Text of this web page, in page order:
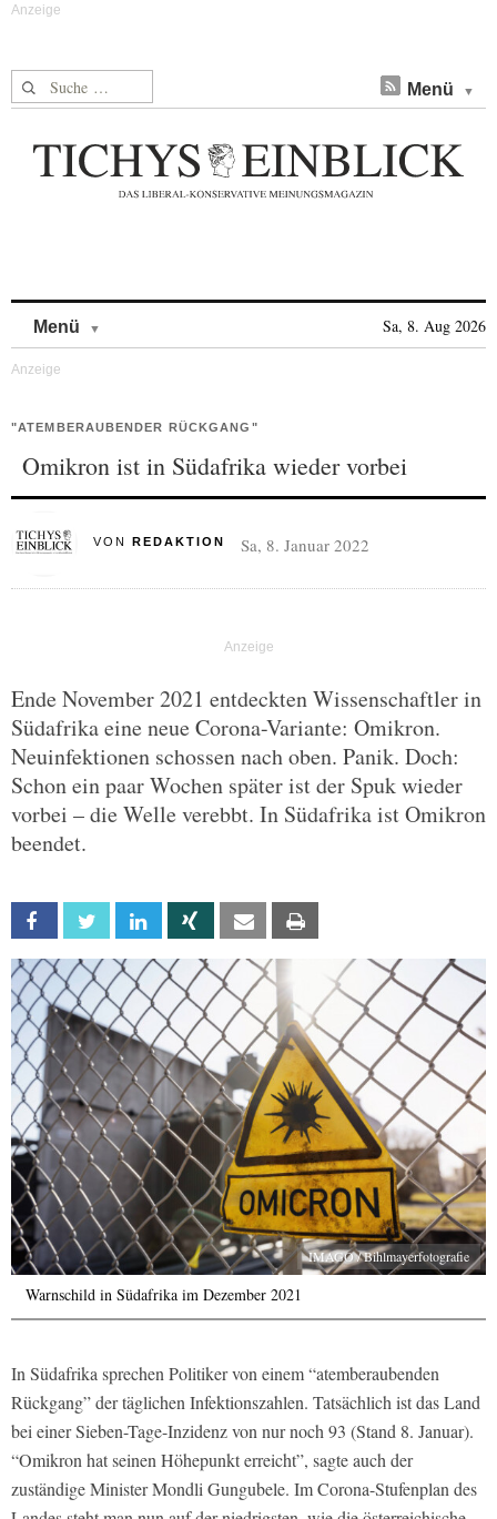
Suche nach: Menü
Menü Sa, 8. Aug 2026
"ATEMBERAUBENDER RÜCKGANG"
Omikron ist in Südafrika wieder vorbei
VON REDAKTION Sa, 8. Januar 2022
Ende November 2021 entdeckten Wissenschaftler in
Südafrika eine neue Corona-Variante: Omikron.
Neuinfektionen schossen nach oben. Panik. Doch:
Schon ein paar Wochen später ist der Spuk wieder
vorbei – die Welle verebbt. In Südafrika ist Omikron
beendet.
Facebook Twitter Linkedin Xing Email
IMAGO / Bihlmayerfotografie
Warnschild in Südafrika im Dezember 2021
In Südafrika sprechen Politiker von einem “atemberaubenden
Rückgang” der täglichen Infektionszahlen. Tatsächlich ist das Land
bei einer Sieben-Tage-Inzidenz von nur noch 93 (Stand 8. Januar).
“Omikron hat seinen Höhepunkt erreicht”, sagte auch der
zuständige Minister Mondli Gungubele. Im Corona-Stufenplan des